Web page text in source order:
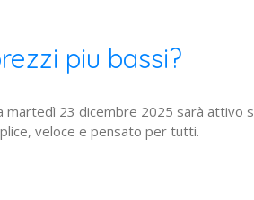
piu bassi?
martedì 23 dicembre 2025 sarà
veloce e pensato per tutti.